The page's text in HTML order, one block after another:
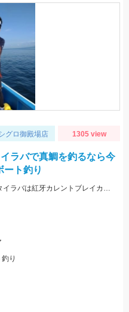
グロ御殿場店 1305 view
バで真鯛を釣るなら今
ート釣り
釣果速報です！真鯛釣れてます!!ヒットタイラバは紅牙カレントブレイカー「ギャルピンク」
り